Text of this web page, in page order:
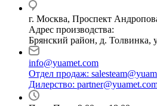
г. Москва, Проспект
Адрес производства:
Брянский район, д. Толвинка,
info@yuamet.com
Отдел продаж:
Дилерство: